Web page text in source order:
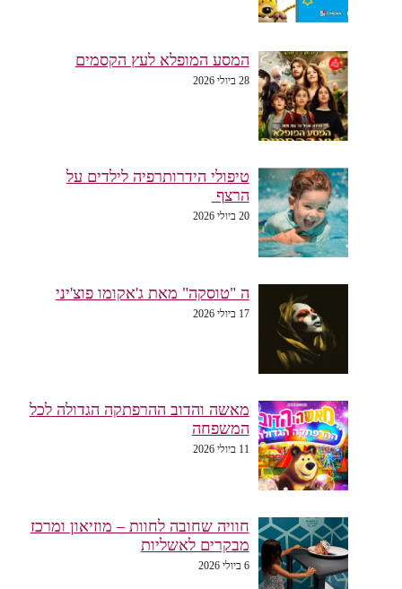
המסע המופלא לעץ הקסמים
28 ביולי 2026
טיפולי הידרותרפיה לילדים על
הרצף
20 ביולי 2026
ה "טוסקה" מאת ג'אקומו פוצ'יני
17 ביולי 2026
מאשה והדוב ההרפתקה הגדולה לכל
המשפחה
11 ביולי 2026
חוויה שחובה לחוות – מוזיאון ומרכז
מבקרים לאשליות
6 ביולי 2026